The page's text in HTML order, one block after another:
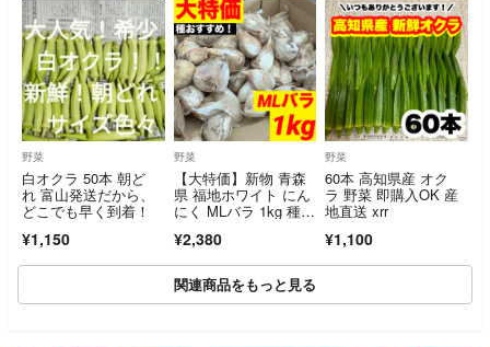
野菜
白オクラ 50本 朝ど
れ 富山発送だから、
どこでも早く到着！
¥1,150
野菜
【大特価】新物 青森
県 福地ホワイト にん
にく MLバラ 1kg 種,
¥2,380
野菜
60本 高知県産 オク
ラ 野菜 即購入OK 産
地直送 xrr
¥1,100
関連商品をもっと見る